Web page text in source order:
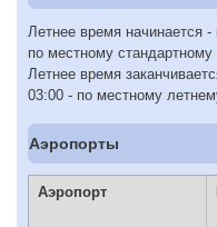
Летнее время начинается
по местному
Летнее время
03:00 - по местному
Аэропорты
Аэропорт